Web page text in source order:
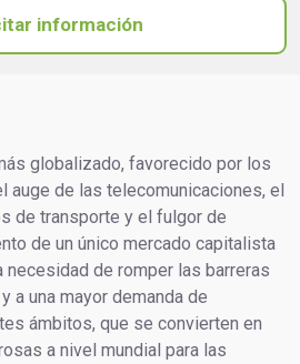
información
globalizado, favorecido por los
auge de las telecomunicaciones, el
de transporte y el fulgor de
de un único mercado capitalista
necesidad de romper las barreras
a una mayor demanda de
ámbitos, que se convierten en
a nivel mundial para las